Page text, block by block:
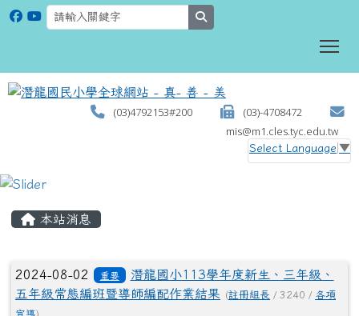
(03)4792153#200
(03)-4708472
mis@m1.cles.tyc.edu.tw
Select Language ▼
本站消息
文章列表
2024-08-02 重要
潛龍國小113學年度新生、三年級、
五年級常態編班暨導師編配作業結果
(註冊組長 / 3240 / 各項